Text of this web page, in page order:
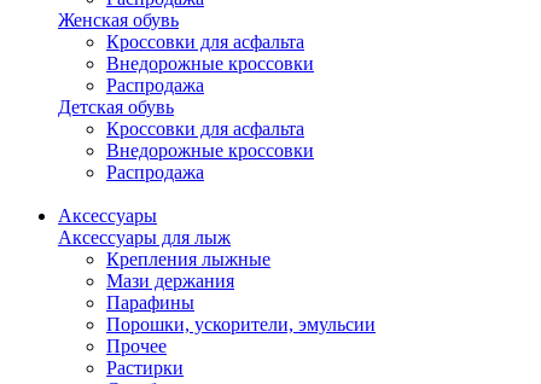
Женская обувь
Кроссовки для асфальта
Внедорожные кроссовки
Распродажа
Детская обувь
Кроссовки для асфальта
Внедорожные кроссовки
Распродажа
Аксессуары
Аксессуары для лыж
Крепления лыжные
Мази держания
Парафины
Порошки, ускорители, эмульсии
Прочее
Растирки